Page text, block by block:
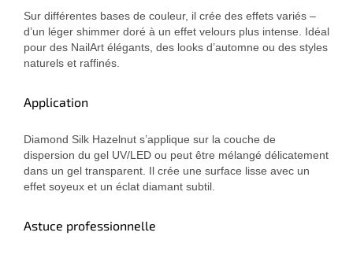
Sur différentes bases de couleur, il crée des effets variés –
d’un léger shimmer doré à un effet velours plus intense. Idéal
pour des NailArt élégants, des looks d’automne ou des styles
naturels et raffinés.
Application
Diamond Silk Hazelnut s’applique sur la couche de
dispersion du gel UV/LED ou peut être mélangé délicatement
dans un gel transparent. Il crée une surface lisse avec un
effet soyeux et un éclat diamant subtil.
Astuce professionnelle